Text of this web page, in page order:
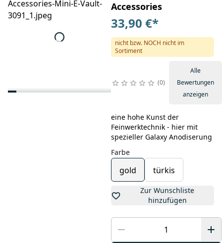
Accessories
33,90 €*
nicht bzw. NOCH nicht im
Sortiment
0
Alle
Bewertungen
anzeigen
eine hohe Kunst der
Feinwerktechnik - hier mit
spezieller Galaxy Anodiserung
Farbe
gold türkis
Zur Wunschliste
hinzufügen